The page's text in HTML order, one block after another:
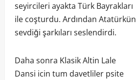
seyircileri ayakta Türk Bayrakları
ile coşturdu. Ardından Atatürkün
sevdiği şarkıları seslendirdi.
Daha sonra Klasik Altin Lale
Dansi icin tum davetliler psite